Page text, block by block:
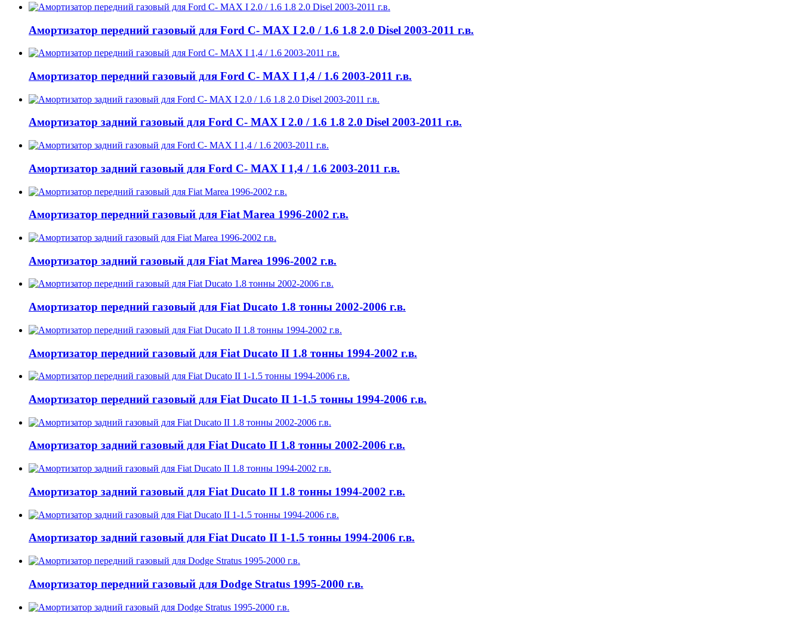
Амортизатор передний газовый для Ford C- MAX I 2.0 / 1.6 1.8 2.0 Disel 2003-2011 г.в.
Амортизатор передний газовый для Ford C- MAX I 1,4 / 1.6 2003-2011 г.в.
Амортизатор задний газовый для Ford C- MAX I 2.0 / 1.6 1.8 2.0 Disel 2003-2011 г.в.
Амортизатор задний газовый для Ford C- MAX I 1,4 / 1.6 2003-2011 г.в.
Амортизатор передний газовый для Fiat Marea 1996-2002 г.в.
Амортизатор задний газовый для Fiat Marea 1996-2002 г.в.
Амортизатор передний газовый для Fiat Ducato 1.8 тонны 2002-2006 г.в.
Амортизатор передний газовый для Fiat Ducato II 1.8 тонны 1994-2002 г.в.
Амортизатор передний газовый для Fiat Ducato II 1-1.5 тонны 1994-2006 г.в.
Амортизатор задний газовый для Fiat Ducato II 1.8 тонны 2002-2006 г.в.
Амортизатор задний газовый для Fiat Ducato II 1.8 тонны 1994-2002 г.в.
Амортизатор задний газовый для Fiat Ducato II 1-1.5 тонны 1994-2006 г.в.
Амортизатор передний газовый для Dodge Stratus 1995-2000 г.в.